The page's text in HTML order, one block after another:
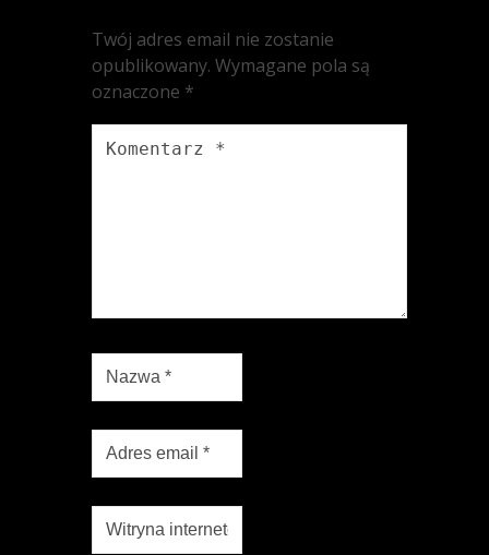
Twój adres email nie zostanie
opublikowany. Wymagane pola są
oznaczone *